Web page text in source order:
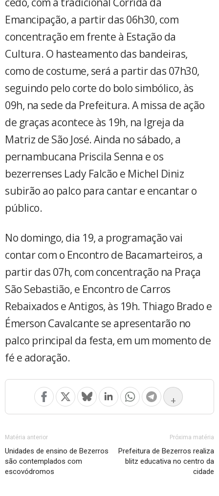
Emancipação, a partir das 06h30, com
concentração em frente à Estação da
Cultura. O hasteamento das bandeiras,
como de costume, será a partir das 07h30,
seguindo pelo corte do bolo simbólico, às
09h, na sede da Prefeitura. A missa de ação
de graças acontece às 19h, na Igreja da
Matriz de São José. Ainda no sábado, a
pernambucana Priscila Senna e os
bezerrenses Lady Falcão e Michel Diniz
subirão ao palco para cantar e encantar o
público.
No domingo, dia 19, a programação vai
contar com o Encontro de Bacamarteiros, a
partir das 07h, com concentração na Praça
São Sebastião, e Encontro de Carros
Rebaixados e Antigos, às 19h. Thiago Brado e
Émerson Cavalcante se apresentarão no
palco principal da festa, em um momento de
fé e adoração.
+
Matéria anterior
Unidades de ensino de Bezerros
são contemplados com
escovódromos
Próxima matéria
Prefeitura de Bezerros realiza
blitz educativa no centro da
cidade